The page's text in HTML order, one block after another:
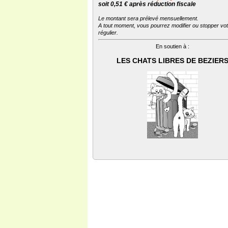
soit 0,51 € après réduction fiscale
Le montant sera prélevé mensuellement.
A tout moment, vous pourrez modifier ou stopper
régulier.
En soutien à :
LES CHATS LIBRES DE BEZIERS